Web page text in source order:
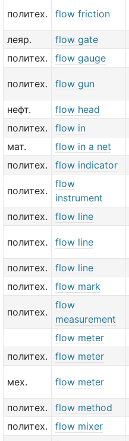
политех. flow friction
леяр.
flow gate
политех.
flow gauge
политех. flow gun
нефт.
flow head
политех.
flow in
мат.
flow in a net
политех.
flow indicator
политех.
flow
instrument
политех. flow line
политех. flow line
политех.
flow line
политех.
flow mark
политех.
flow
measurement
flow meter
политех.
flow meter
мех. flow meter
политех.
flow method
политех.
flow mixer